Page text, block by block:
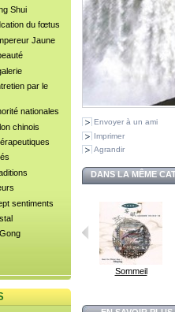
Shui
du fœtus
Jaune
par le
nationales
chinois
sentiments
Envoyer à un ami
Imprimer
Agrandir
DANS LA MÊME
Sommeil